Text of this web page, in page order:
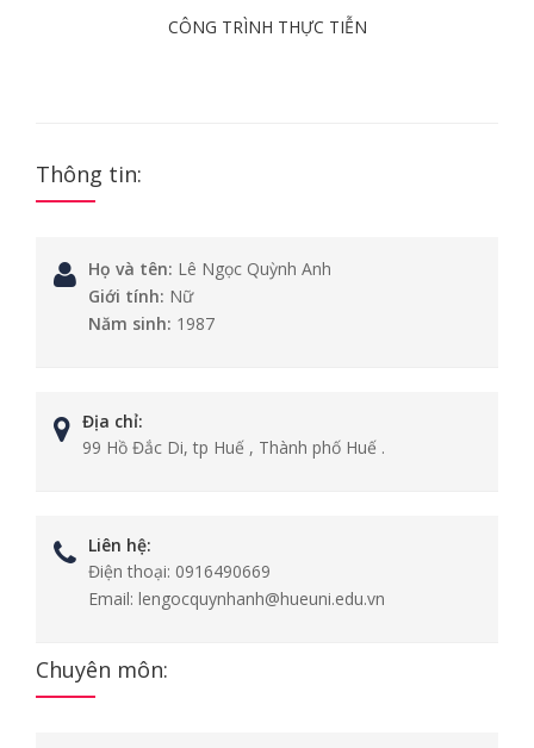
CÔNG TRÌNH THỰC TIỄN
Thông tin:
Họ và tên: Lê Ngọc Quỳnh Anh
Giới tính: Nữ
Năm sinh: 1987
Địa chỉ:
99 Hồ Đắc Di, tp Huế , Thành phố Huế .
Liên hệ:
Điện thoại: 0916490669
Email: lengocquynhanh@hueuni.edu.vn
Chuyên môn: